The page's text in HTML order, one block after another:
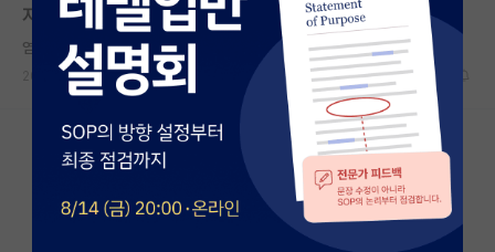
연구실&오픈랩
커뮤니티
커뮤니티 홈
전체글보기
베스트 게시판
자기 보다 못한 포닥과 일하는 것에 대해 조언구합니다.
염세적인 앨런 튜링
2024.01.27 6 4533